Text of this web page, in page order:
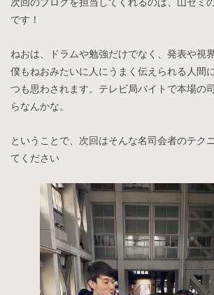
です！
ねおは、ドラムや勉強だけでなく、発表や視
僕もねおみたいに人にうまく伝えられる人間
つも思わされます。テレビ局バイトで本場の
らなんかな。
ということで、次回はそんな名司会者のテク
てください